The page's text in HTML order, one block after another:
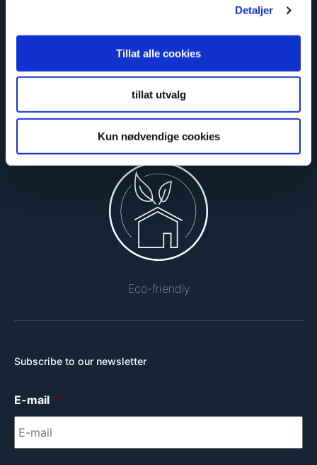
Detaljer
Tillat alle cookies
tillat utvalg
Kun nødvendige cookies
Safe and certified
Eco-friendly
Subscribe to our newsletter
E-mail *